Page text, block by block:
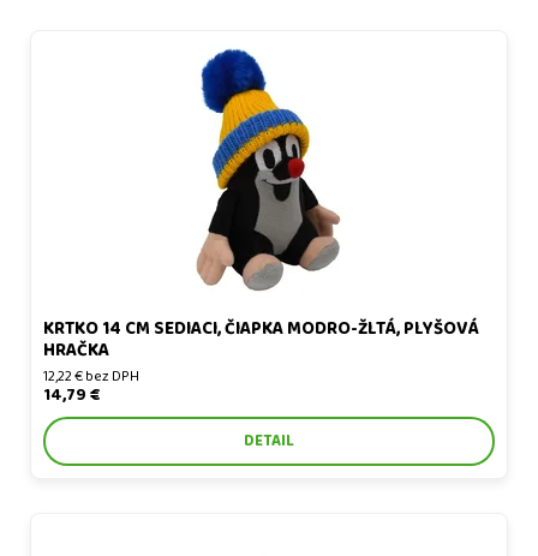
Krtko 14 cm sediaci, čiapka modro-žltá, plyšová hračka
KRTKO 14 CM SEDIACI, ČIAPKA MODRO-ŽLTÁ, PLYŠOVÁ
HRAČKA
12,22 € bez DPH
14,79 €
DETAIL